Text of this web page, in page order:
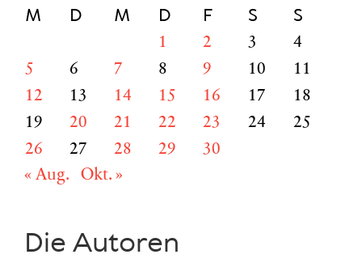
M D M D F S S
1 2 3
4
5
6 7 8 9 10
11
12
13 14 15 16 17
18
19
20 21 22 23 24
25
26
27 28 29
30
« Aug.
Okt. »
Die Autoren